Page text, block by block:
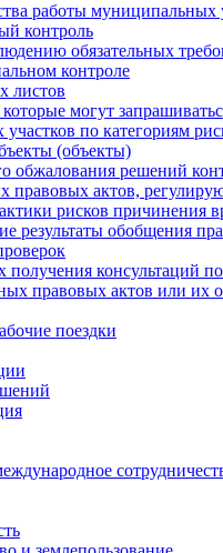
работы
контроль
обязательных
контроле
листов
могут
по категориям
(объекты)
обжалования решений
правовых актов,
рисков причинения
результаты обобщения
получения консультаций
правовых актов или их
поездки